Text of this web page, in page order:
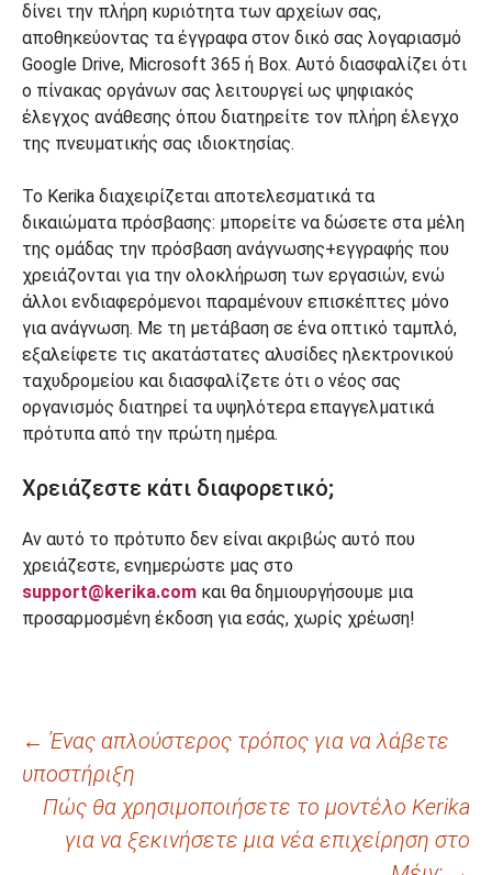
δίνει την πλήρη κυριότητα των αρχείων σας,
αποθηκεύοντας τα έγγραφα στον δικό σας λογαριασμό
Google Drive, Microsoft 365 ή Box. Αυτό διασφαλίζει ότι
ο πίνακας οργάνων σας λειτουργεί ως ψηφιακός
έλεγχος ανάθεσης όπου διατηρείτε τον πλήρη έλεγχο
της πνευματικής σας ιδιοκτησίας.
Το Kerika διαχειρίζεται αποτελεσματικά τα
δικαιώματα πρόσβασης: μπορείτε να δώσετε στα μέλη
της ομάδας την πρόσβαση ανάγνωσης+εγγραφής που
χρειάζονται για την ολοκλήρωση των εργασιών, ενώ
άλλοι ενδιαφερόμενοι παραμένουν επισκέπτες μόνο
για ανάγνωση. Με τη μετάβαση σε ένα οπτικό ταμπλό,
εξαλείφετε τις ακατάστατες αλυσίδες ηλεκτρονικού
ταχυδρομείου και διασφαλίζετε ότι ο νέος σας
οργανισμός διατηρεί τα υψηλότερα επαγγελματικά
πρότυπα από την πρώτη ημέρα.
Χρειάζεστε κάτι διαφορετικό;
Αν αυτό το πρότυπο δεν είναι ακριβώς αυτό που
χρειάζεστε, ενημερώστε μας στο
support@kerika.com και θα δημιουργήσουμε μια
προσαρμοσμένη έκδοση για εσάς, χωρίς χρέωση!
Πλοήγηση
άρθρων
← Ένας απλούστερος τρόπος για να λάβετε
υποστήριξη
Πώς θα χρησιμοποιήσετε το μοντέλο Kerika
για να ξεκινήσετε μια νέα επιχείρηση στο